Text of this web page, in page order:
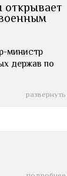
открывает
министр
держав по
развернуть